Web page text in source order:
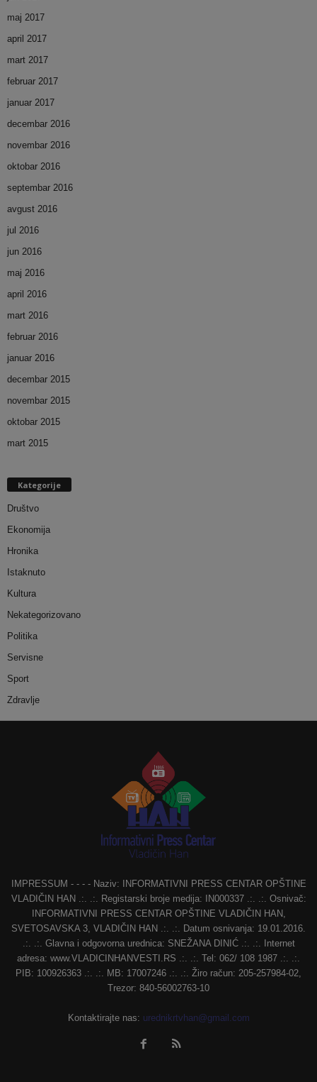
maj 2017
april 2017
mart 2017
februar 2017
januar 2017
decembar 2016
novembar 2016
oktobar 2016
septembar 2016
avgust 2016
jul 2016
jun 2016
maj 2016
april 2016
mart 2016
februar 2016
januar 2016
decembar 2015
novembar 2015
oktobar 2015
mart 2015
Kategorije
Društvo
Ekonomija
Hronika
Istaknuto
Kultura
Nekategorizovano
Politika
Servisne
Sport
Zdravlje
IMPRESSUM - - - - Naziv: INFORMATIVNI PRESS CENTAR OPŠTINE
VLADIČIN HAN .:. .:. Registarski broje medija: IN000337 .:. .:. Osnivač:
INFORMATIVNI PRESS CENTAR OPŠTINE VLADIČIN HAN,
SVETOSAVSKA 3, VLADIČIN HAN .:. .:. Datum osnivanja: 19.01.2016.
.:. .:. Glavna i odgovorna urednica: SNEŽANA DINIĆ .:. .:. Internet
adresa: www.VLADICINHANVESTI.RS .:. .:. Tel: 062/ 108 1987 .:. .:.
PIB: 100926363 .:. .:. MB: 17007246 .:. .:. Žiro račun: 205-257984-02,
Trezor: 840-56002763-10
Kontaktirajte nas: urednikrtvhan@gmail.com